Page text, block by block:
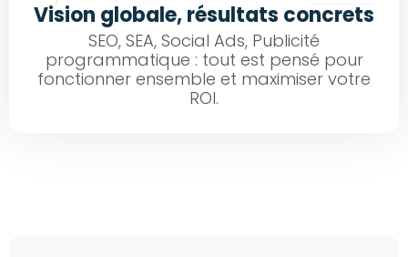
Vision globale, résultats concrets
SEO, SEA, Social Ads, Publicité
programmatique : tout est pensé pour
fonctionner ensemble et maximiser votre
ROI.